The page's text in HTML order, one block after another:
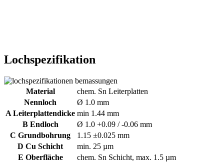
Lochspezifikation
Material
chem. Sn Leiterplatten
Nennloch
Ø 1.0 mm
A Leiterplattendicke min 1.44 mm
B Endloch
Ø 1.0 +0.09 / -0.06 mm
C Grundbohrung
1.15 ±0.025 mm
D Cu Schicht
min. 25 µm
E Oberfläche
chem. Sn Schicht, max. 1.5 µm